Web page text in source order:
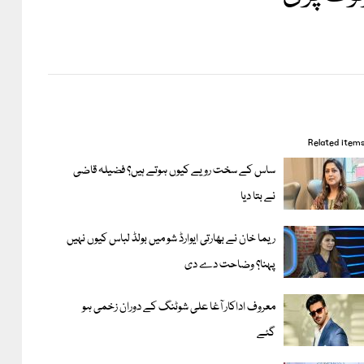
Related items
ساس کے سخت رویے کیوں ہوتے ہیں؟ فضیلہ قاضی
نے بتا دیا
ریما خان نے بھارتی ایوارڈ شو میں بولڈ لباس کیوں نہیں
پہنا؟ وضاحت دے دی
معروف اداکار آغا علی شوٹنگ کے دوران زخمی ہو
گئے